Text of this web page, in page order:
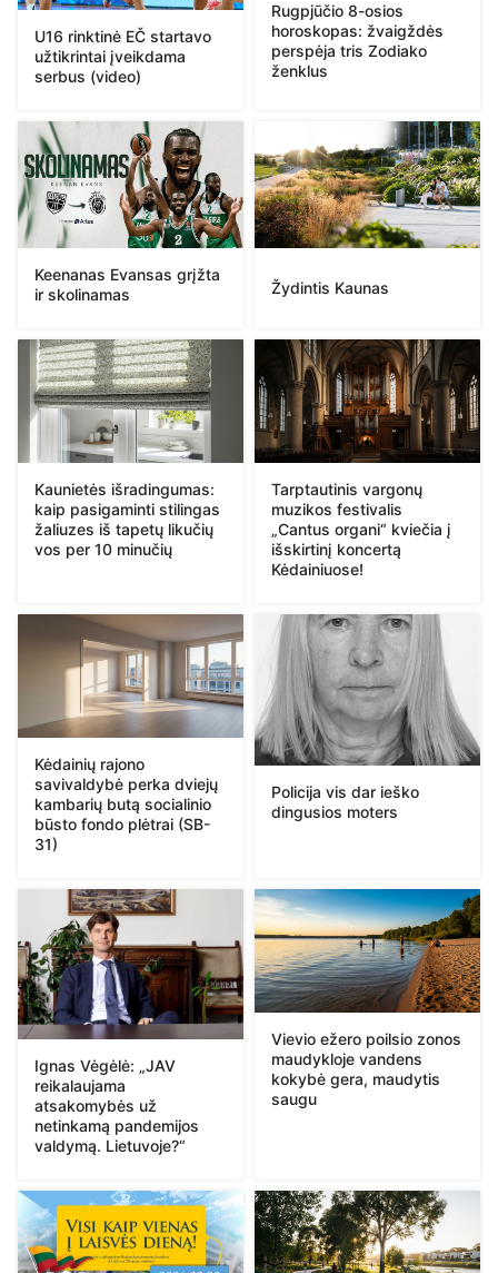
U16 rinktinė EČ startavo
užtikrintai įveikdama
serbus (video)
Rugpjūčio 8-osios
horoskopas: žvaigždės
perspėja tris Zodiako
ženklus
Keenanas Evansas grįžta
ir skolinamas
Žydintis Kaunas
Kaunietės išradingumas:
kaip pasigaminti stilingas
žaliuzes iš tapetų likučių
vos per 10 minučių
Tarptautinis vargonų
muzikos festivalis
„Cantus organi“ kviečia į
išskirtinį koncertą
Kėdainiuose!
Kėdainių rajono
savivaldybė perka dviejų
kambarių butą socialinio
būsto fondo plėtrai (SB-
31)
Policija vis dar ieško
dingusios moters
Ignas Vėgėlė: „JAV
reikalaujama
atsakomybės už
netinkamą pandemijos
valdymą. Lietuvoje?“
Vievio ežero poilsio zonos
maudykloje vandens
kokybė gera, maudytis
saugu